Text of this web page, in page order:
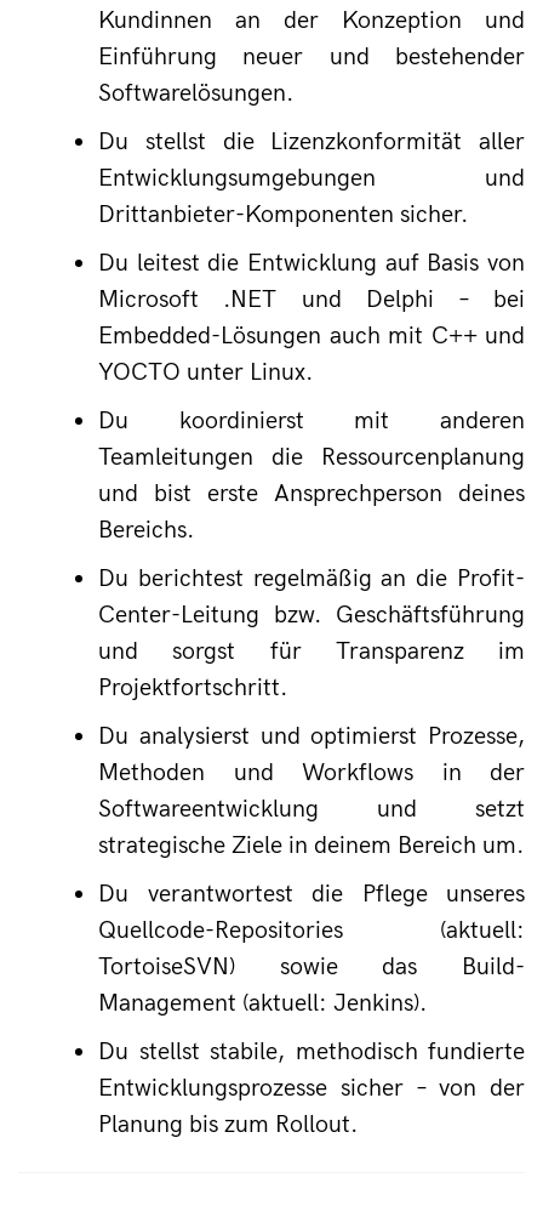
Kundinnen an der Konzeption und
Einführung neuer und bestehender
Softwarelösungen.
Du stellst die Lizenzkonformität aller
Entwicklungsumgebungen und
Drittanbieter-Komponenten sicher.
Du leitest die Entwicklung auf Basis von
Microsoft .NET und Delphi – bei
Embedded-Lösungen auch mit C++ und
YOCTO unter Linux.
Du koordinierst mit anderen
Teamleitungen die Ressourcenplanung
und bist erste Ansprechperson deines
Bereichs.
Du berichtest regelmäßig an die Profit-
Center-Leitung bzw. Geschäftsführung
und sorgst für Transparenz im
Projektfortschritt.
Du analysierst und optimierst Prozesse,
Methoden und Workflows in der
Softwareentwicklung und setzt
strategische Ziele in deinem Bereich um.
Du verantwortest die Pflege unseres
Quellcode-Repositories (aktuell:
TortoiseSVN) sowie das Build-
Management (aktuell: Jenkins).
Du stellst stabile, methodisch fundierte
Entwicklungsprozesse sicher – von der
Planung bis zum Rollout.